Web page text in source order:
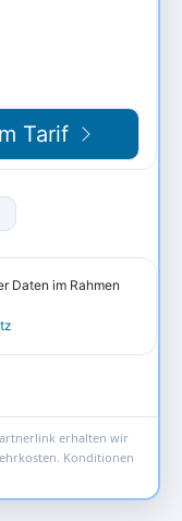
erhalten wir
Konditionen